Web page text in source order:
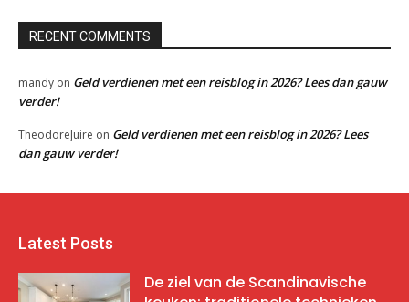
RECENT COMMENTS
mandy on Geld verdienen met een reisblog in 2026? Lees dan gauw
verder!
TheodoreJuire on Geld verdienen met een reisblog in 2026? Lees
dan gauw verder!
Latest Posts
De ziel van de Scandinavische